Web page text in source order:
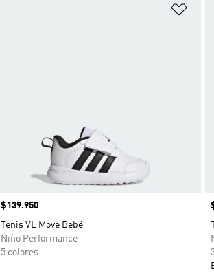
Precio
$139.950
Tenis VL Move Bebé
Niño Performance
5 colores